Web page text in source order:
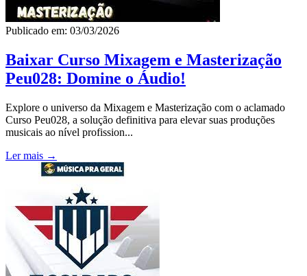
Publicado em: 03/03/2026
Baixar Curso Mixagem e Masterização
Peu028: Domine o Áudio!
Explore o universo da Mixagem e Masterização com o aclamado
Curso Peu028, a solução definitiva para elevar suas produções
musicais ao nível profission...
Ler mais →